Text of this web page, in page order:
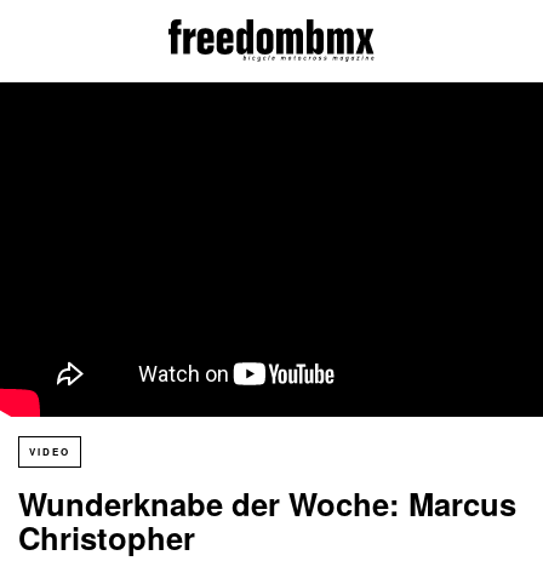
VIDEO
Wunderknabe der Woche: Marcus
Christopher